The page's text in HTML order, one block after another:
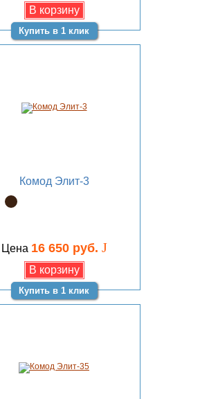
Купить в 1 клик
Комод Элит-3
Цена 16 650 руб. J
Купить в 1 клик